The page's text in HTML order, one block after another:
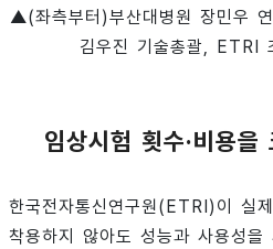
▲(좌측부터)부산대병원 장민우
김우진 기술총괄, ETRI
임상시험 횟수·비용
한국전자통신연구원(ETRI)이 실
착용하지 않아도 성능과 사용성